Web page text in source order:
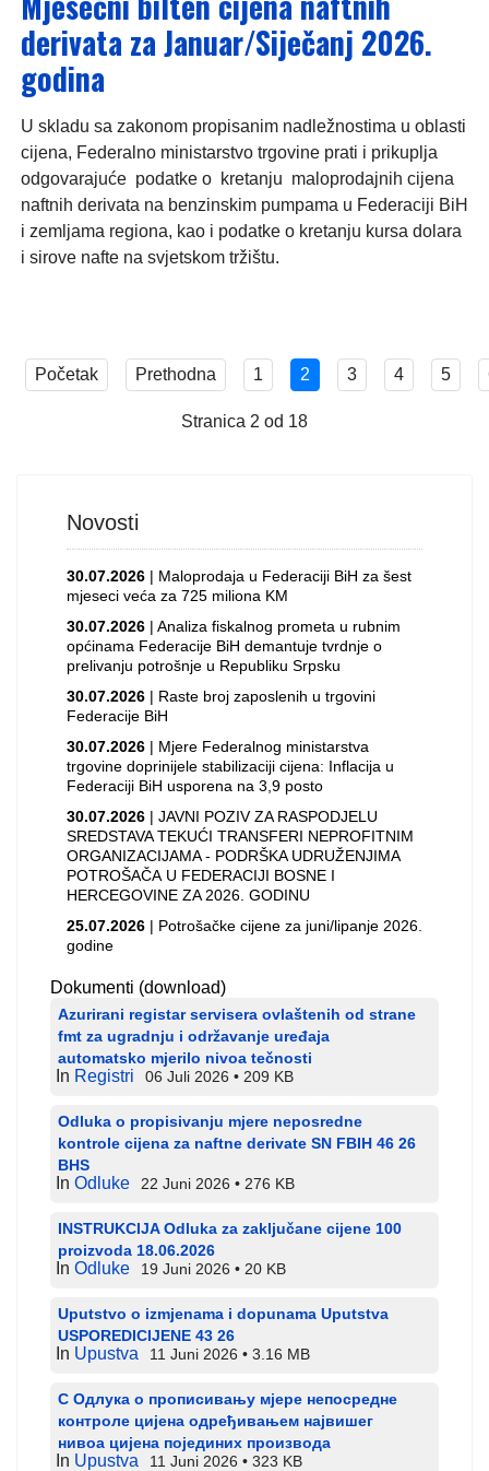
derivata za Januar/Siječanj 2026.
godina
U skladu sa zakonom propisanim nadležnostima u oblasti
cijena, Federalno ministarstvo trgovine prati i prikuplja
odgovarajuće podatke o kretanju maloprodajnih cijena
naftnih derivata na benzinskim pumpama u Federaciji BiH
i zemljama regiona, kao i podatke o kretanju kursa dolara
i sirove nafte na svjetskom tržištu.
Početak Prethodna 1 2 3 4 5
Stranica 2 od 18
Novosti
30.07.2026 | Maloprodaja u Federaciji BiH za šest
mjeseci veća za 725 miliona KM
30.07.2026 | Analiza fiskalnog prometa u rubnim
općinama Federacije BiH demantuje tvrdnje o
prelivanju potrošnje u Republiku Srpsku
30.07.2026 | Raste broj zaposlenih u trgovini
Federacije BiH
30.07.2026 | Mjere Federalnog ministarstva
trgovine doprinijele stabilizaciji cijena: Inflacija u
Federaciji BiH usporena na 3,9 posto
30.07.2026 | JAVNI POZIV ZA RASPODJELU
SREDSTAVA TEKUĆI TRANSFERI NEPROFITNIM
ORGANIZACIJAMA - PODRŠKA UDRUŽENJIMA
POTROŠAČA U FEDERACIJI BOSNE I
HERCEGOVINE ZA 2026. GODINU
25.07.2026 | Potrošačke cijene za juni/lipanje 2026.
godine
Dokumenti (download)
Azurirani registar servisera ovlaštenih od strane
fmt za ugradnju i održavanje uređaja
automatsko mjerilo nivoa tečnosti
In Registri 06 Juli 2026 209 KB
Odluka o propisivanju mjere neposredne
kontrole cijena za naftne derivate SN FBIH 46 26
BHS
In Odluke 22 Juni 2026 276 KB
INSTRUKCIJA Odluka za zaključane cijene 100
proizvoda 18.06.2026
In Odluke 19 Juni 2026 20 KB
Uputstvo o izmjenama i dopunama Uputstva
USPOREDICIJENE 43 26
In Upustva 11 Juni 2026 3.16 MB
С Одлука о прописивању мјере непосредне
контроле цијена одређивањем највишег
нивоа цијена појединих производа
In Upustva 11 Juni 2026 323 KB